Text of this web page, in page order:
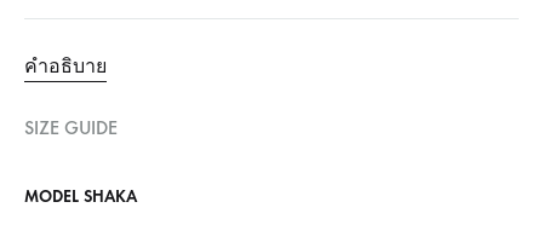
คำอธิบาย
SIZE GUIDE
MODEL SHAKA